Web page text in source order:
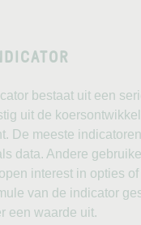
bestaat uit een
uit de
De meeste
data. Andere
interest in opties
van de indicator
een waarde uit.